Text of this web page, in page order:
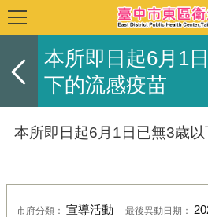
本所即日起6月1
下的流感疫苗
本所即日起6月1日已無3歳
市府分類： 宣導活動 最後異動日期：